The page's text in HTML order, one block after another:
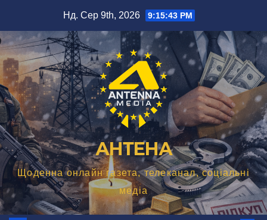
вмісту
Нд. Сер 9th, 2026 9:15:44 PM
АНТЕНА
Щоденна онлайн газета, телеканал, соціальні
медіа